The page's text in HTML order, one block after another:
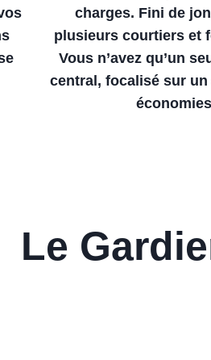
charges. Fini de
plusieurs courtiers et
Vous n’avez qu’un
central, focalisé sur
Le